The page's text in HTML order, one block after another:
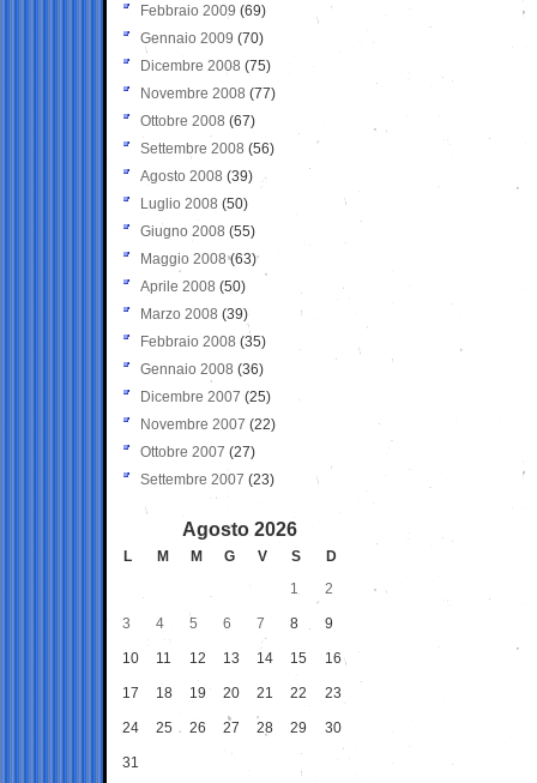
Febbraio 2009 (69)
Gennaio 2009 (70)
Dicembre 2008 (75)
Novembre 2008 (77)
Ottobre 2008 (67)
Settembre 2008 (56)
Agosto 2008 (39)
Luglio 2008 (50)
Giugno 2008 (55)
Maggio 2008(63)
Aprile 2008 (50)
Marzo 2008 (39)
Febbraio 2008 (35)
Gennaio 2008 (36)
Dicembre 2007 (25)
Novembre 2007 (22)
Ottobre 2007 (27)
Settembre 2007 (23)
Agosto 2026
L M M G V S
D
1
2
3 4 5 6 7 8 9
10 11 12 13 14 15 16
17 18 19 20 21 22 23
24 25 26 27 28 29 30
31